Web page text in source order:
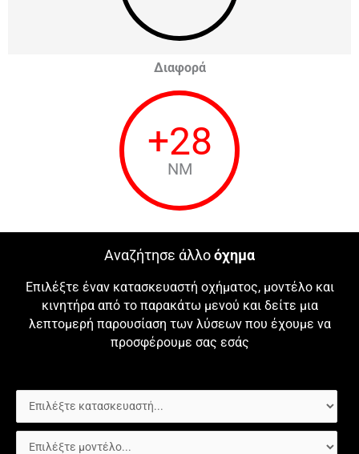
Διαφορά
+28
NM
Αναζήτησε άλλοόχημα
Επιλέξτε έναν κατασκευαστή οχήματος, μοντέλο και
κινητήρα από το παρακάτω μενού και δείτε μια
λεπτομερή παρουσίαση των λύσεων που έχουμε να
προσφέρουμε σας εσάς